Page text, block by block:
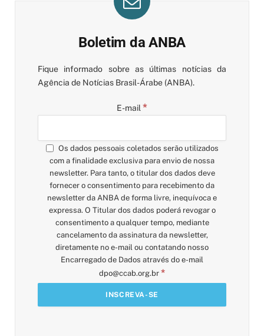
Boletim da ANBA
Fique informado sobre as últimas notícias da
Agência de Notícias Brasil-Árabe (ANBA).
E-mail *
Os dados pessoais coletados serão utilizados
com a finalidade exclusiva para envio de nossa
newsletter. Para tanto, o titular dos dados deve
fornecer o consentimento para recebimento da
newsletter da ANBA de forma livre, inequívoca e
expressa. O Titular dos dados poderá revogar o
consentimento a qualquer tempo, mediante
cancelamento da assinatura da newsletter,
diretamente no e-mail ou contatando nosso
Encarregado de Dados através do e-mail
dpo@ccab.org.br *